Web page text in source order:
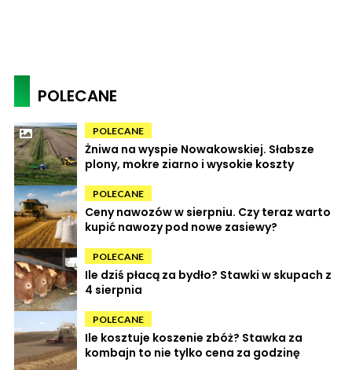
POLECANE
POLECANE
Żniwa na wyspie Nowakowskiej. Słabsze
plony, mokre ziarno i wysokie koszty
POLECANE
Ceny nawozów w sierpniu. Czy teraz warto
kupić nawozy pod nowe zasiewy?
POLECANE
Ile dziś płacą za bydło? Stawki w skupach z
4 sierpnia
POLECANE
Ile kosztuje koszenie zbóż? Stawka za
kombajn to nie tylko cena za godzinę